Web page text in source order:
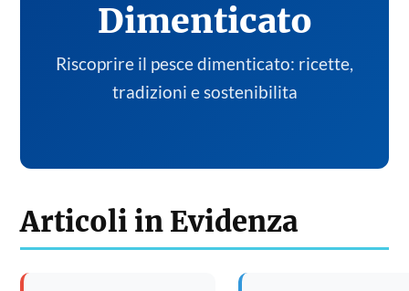
Dimenticato
Riscoprire il pesce dimenticato: ricette,
tradizioni e sostenibilita
Articoli in Evidenza